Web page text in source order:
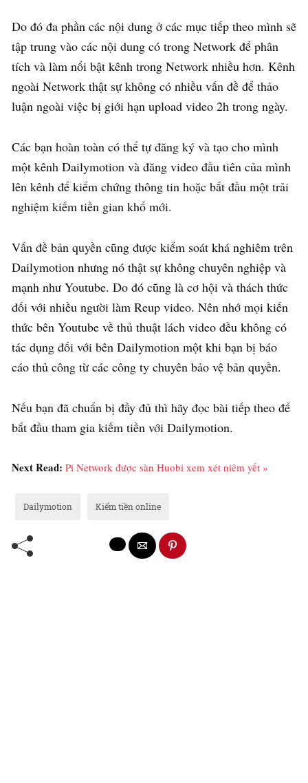
Do đó đa phần các nội dung ở các mục tiếp theo mình sẽ
tập trung vào các nội dung có trong Network để phân
tích và làm nổi bật kênh trong Network nhiều hơn. Kênh
ngoài Network thật sự không có nhiều vấn đề để thảo
luận ngoài việc bị giới hạn upload video 2h trong ngày.
Các bạn hoàn toàn có thể tự đăng ký và tạo cho mình
một kênh Dailymotion và đăng video đầu tiên của mình
lên kênh để kiểm chứng thông tin hoặc bắt đầu một trải
nghiệm kiếm tiền gian khổ mới.
Vấn đề bản quyền cũng được kiểm soát khá nghiêm trên
Dailymotion nhưng nó thật sự không chuyên nghiệp và
mạnh như Youtube. Do đó cũng là cơ hội và thách thức
đối với nhiều người làm Reup video. Nên nhớ mọi kiến
thức bên Youtube về thủ thuật lách video đều không có
tác dụng đối với bên Dailymotion một khi bạn bị báo
cáo thủ công từ các công ty chuyên bảo vệ bản quyền.
Nếu bạn đã chuẩn bị đầy đủ thì hãy đọc bài tiếp theo để
bắt đầu tham gia kiếm tiền với Dailymotion.
Next Read: Pi Network được sàn Huobi xem xét niêm yết »
Dailymotion Kiếm tiền online